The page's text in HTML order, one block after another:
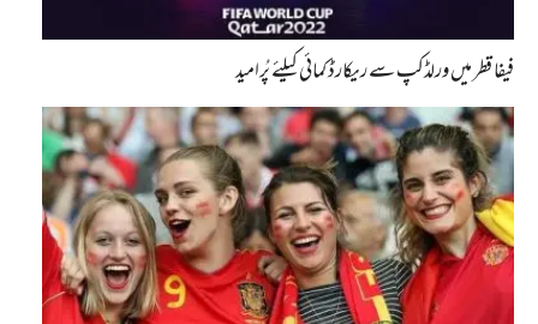
فیفا قطر میں ورلڈکپ سے ریکارڈ کمائی کیلئے پُرامید